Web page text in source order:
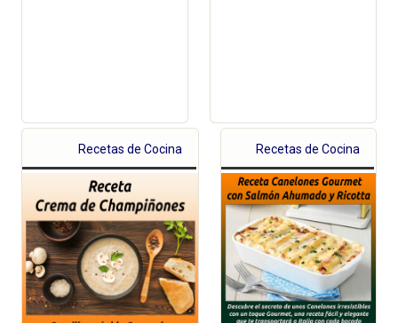
Recetas de Cocina Recetas de Cocina